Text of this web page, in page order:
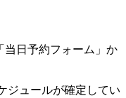
当日予約フォーム」か
ジュールが確定してい